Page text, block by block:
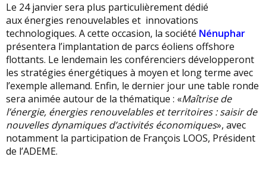
Le 24 janvier sera plus particulièrement dédié
aux énergies renouvelables et innovations
technologiques. A cette occasion, la société Nénuphar
présentera l’implantation de parcs éoliens offshore
flottants. Le lendemain les conférenciers développeront
les stratégies énergétiques à moyen et long terme avec
l’exemple allemand. Enfin, le dernier jour une table ronde
sera animée autour de la thématique : «Maîtrise de
l’énergie, énergies renouvelables et territoires : saisir de
nouvelles dynamiques d’activités économiques», avec
notamment la participation de François LOOS, Président
de l’ADEME.